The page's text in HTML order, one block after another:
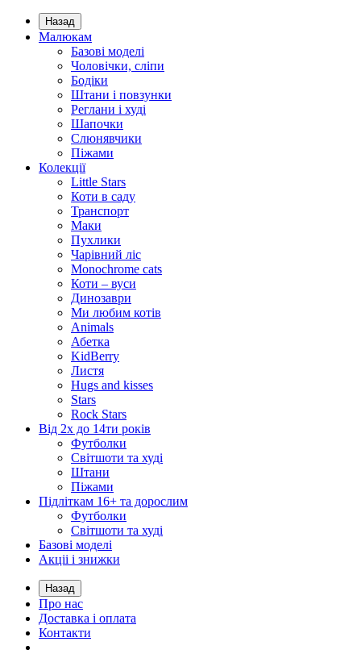
Назад
Малюкам
Базові моделі
Чоловічки, сліпи
Бодіки
Штани і повзунки
Реглани і худі
Шапочки
Слюнявчики
Піжами
Колекції
Little Stars
Коти в саду
Транспорт
Маки
Пухлики
Чарівний ліс
Monochrome cats
Коти – вуси
Динозаври
Ми любим котів
Animals
Абетка
KidBerry
Листя
Hugs and kisses
Stars
Rock Stars
Від 2х до 14ти років
Футболки
Світшоти та худі
Штани
Піжами
Підліткам 16+ та дорослим
Футболки
Світшоти та худі
Базові моделі
Акціі і знижки
Назад
Про нас
Доставка і оплата
Контакти